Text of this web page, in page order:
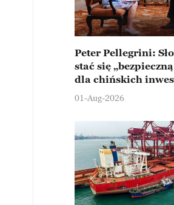
Peter Pellegrini:
stać się
dla chińskich
Europejskiej
01-Aug-2026